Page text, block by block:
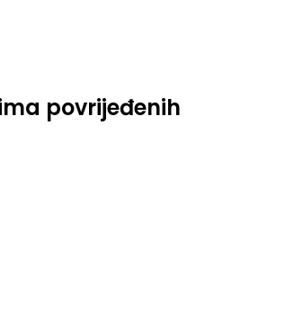
povrijeđenih